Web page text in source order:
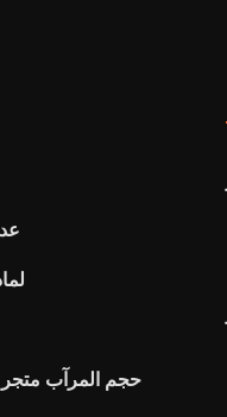
حجم المرآب متجر